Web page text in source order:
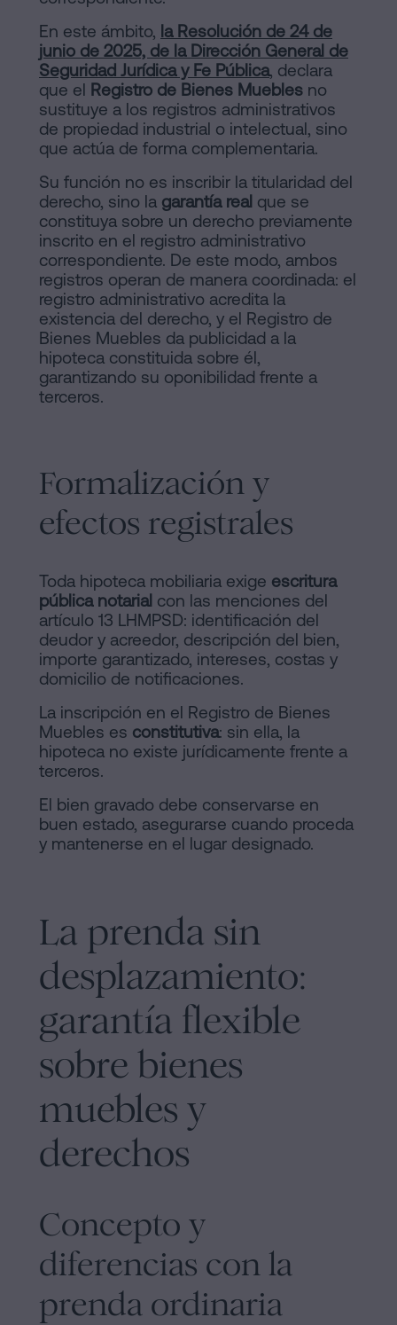
En este ámbito, la Resolución de 24 de
junio de 2025, de la Dirección General de
Seguridad Jurídica y Fe Pública, declara
que el Registro de Bienes Muebles no
sustituye a los registros administrativos
de propiedad industrial o intelectual, sino
que actúa de forma complementaria.
Su función no es inscribir la titularidad del
derecho, sino la garantía real que se
constituya sobre un derecho previamente
inscrito en el registro administrativo
correspondiente. De este modo, ambos
registros operan de manera coordinada: el
registro administrativo acredita la
existencia del derecho, y el Registro de
Bienes Muebles da publicidad a la
hipoteca constituida sobre él,
garantizando su oponibilidad frente a
terceros.
Formalización y
efectos registrales
Toda hipoteca mobiliaria exige escritura
pública notarial con las menciones del
artículo 13 LHMPSD: identificación del
deudor y acreedor, descripción del bien,
importe garantizado, intereses, costas y
domicilio de notificaciones.
La inscripción en el Registro de Bienes
Muebles es constitutiva: sin ella, la
hipoteca no existe jurídicamente frente a
terceros.
El bien gravado debe conservarse en
buen estado, asegurarse cuando proceda
y mantenerse en el lugar designado.
La prenda sin
desplazamiento:
garantía flexible
sobre bienes
muebles y
derechos
Concepto y
diferencias con la
prenda ordinaria